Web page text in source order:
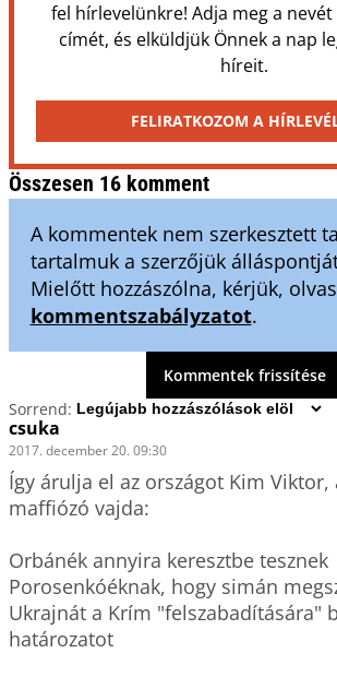
fel hírlevelünkre! Adja meg a nevét
címét, és elküldjük Önnek a nap
híreit.
FELIRATKOZOM A
Összesen 16 komment
A kommentek nem szerkesztett
tartalmuk a szerzőjük
Mielőtt hozzászólna, kérjük,
kommentszabályzatot.
Kommentek frissítése
Sorrend:
csuka
2017. december 20. 09:30
Így árulja el az országot Kim Viktor,
maffiózó vajda:
Orbánék annyira keresztbe tesznek
Porosenkóéknak, hogy simán
Ukrajnát a Krím "felszabadítására"
határozatot